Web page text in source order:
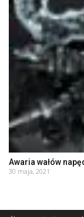
Awaria wałów
30 maja, 2021